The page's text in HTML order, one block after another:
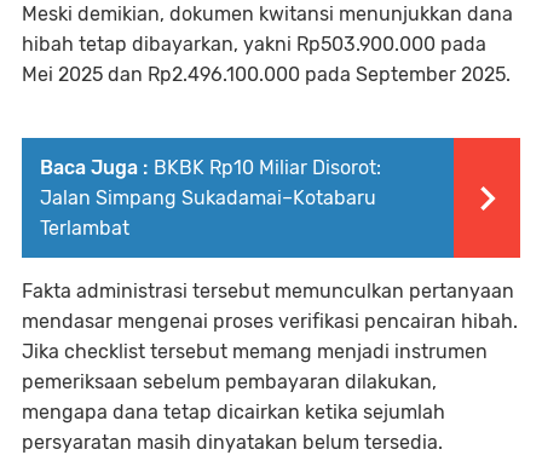
Meski demikian, dokumen kwitansi menunjukkan dana
hibah tetap dibayarkan, yakni Rp503.900.000 pada
Mei 2025 dan Rp2.496.100.000 pada September 2025.
Baca Juga : BKBK Rp10 Miliar Disorot:
Jalan Simpang Sukadamai–Kotabaru
Terlambat
Fakta administrasi tersebut memunculkan pertanyaan
mendasar mengenai proses verifikasi pencairan hibah.
Jika checklist tersebut memang menjadi instrumen
pemeriksaan sebelum pembayaran dilakukan,
mengapa dana tetap dicairkan ketika sejumlah
persyaratan masih dinyatakan belum tersedia.